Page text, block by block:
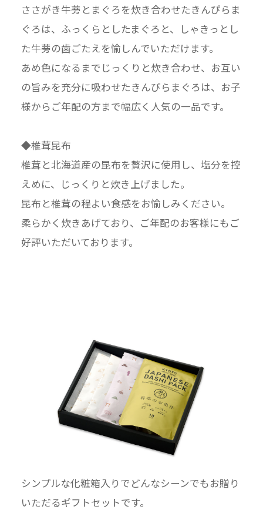
ささがき牛蒡とまぐろを炊き合わせたきんぴらま
ぐろは、ふっくらとしたまぐろと、しゃきっとし
た牛蒡の歯ごたえを愉しんでいただけます。
あめ色になるまでじっくりと炊き合わせ、お互い
の旨みを充分に吸わせたきんぴらまぐろは、お子
様からご年配の方まで幅広く人気の一品です。
◆椎茸昆布
椎茸と北海道産の昆布を贅沢に使用し、塩分を控
えめに、じっくりと炊き上げました。
昆布と椎茸の程よい食感をお愉しみください。
柔らかく炊きあげており、ご年配のお客様にもご
好評いただいております。
シンプルな化粧箱入りでどんなシーンでもお贈り
いただるギフトセットです。